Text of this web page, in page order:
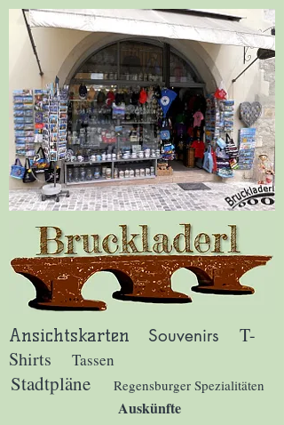
Ansichtskarten Souvenirs
T-
Shirts
Tassen
Stadtpläne Regensburger Spezialitäten
Auskünfte